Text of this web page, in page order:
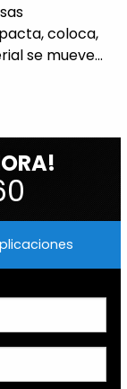
coloca,
se mueve...